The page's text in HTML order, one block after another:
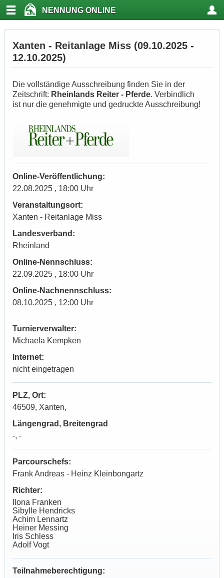
NENNUNG ONLINE
Xanten - Reitanlage Miss (09.10.2025 -
12.10.2025)
Die vollständige Ausschreibung finden Sie in der
Zeitschrift: Rheinlands Reiter - Pferde. Verbindlich
ist nur die genehmigte und gedruckte Ausschreibung!
Online-Veröffentlichung:
22.08.2025 , 18:00 Uhr
Veranstaltungsort:
Xanten - Reitanlage Miss
Landesverband:
Rheinland
Online-Nennschluss:
22.09.2025 , 18:00 Uhr
Online-Nachnennschluss:
08.10.2025 , 12:00 Uhr
Turnierverwalter:
Michaela Kempken
Internet:
nicht eingetragen
PLZ, Ort:
46509, Xanten,
Längengrad, Breitengrad
-, -
Parcourschefs:
Frank Andreas - Heinz Kleinbongartz
Richter:
Ilona Franken
Sibylle Hendricks
Achim Lennartz
Heiner Messing
Iris Schless
Adolf Vogt
Teilnahmeberechtigung: